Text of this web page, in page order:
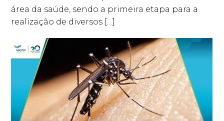
área da saúde, sendo a primeira etapa para a
realização de diversos […]